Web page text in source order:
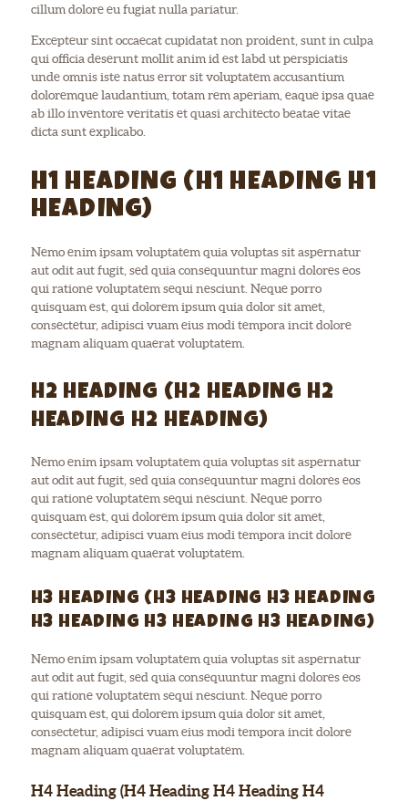
cillum dolore eu fugiat nulla pariatur.
Excepteur sint occaecat cupidatat non proident, sunt in culpa
qui officia deserunt mollit anim id est labd ut perspiciatis
unde omnis iste natus error sit voluptatem accusantium
doloremque laudantium, totam rem aperiam, eaque ipsa quae
ab illo inventore veritatis et quasi architecto beatae vitae
dicta sunt explicabo.
H1 HEADING (H1 HEADING H1
HEADING)
Nemo enim ipsam voluptatem quia voluptas sit aspernatur
aut odit aut fugit, sed quia consequuntur magni dolores eos
qui ratione voluptatem sequi nesciunt. Neque porro
quisquam est, qui dolorem ipsum quia dolor sit amet,
consectetur, adipisci vuam eius modi tempora incit dolore
magnam aliquam quaerat voluptatem.
H2 HEADING (H2 HEADING H2
HEADING H2 HEADING)
Nemo enim ipsam voluptatem quia voluptas sit aspernatur
aut odit aut fugit, sed quia consequuntur magni dolores eos
qui ratione voluptatem sequi nesciunt. Neque porro
quisquam est, qui dolorem ipsum quia dolor sit amet,
consectetur, adipisci vuam eius modi tempora incit dolore
magnam aliquam quaerat voluptatem.
H3 HEADING (H3 HEADING H3 HEADING
H3 HEADING H3 HEADING H3 HEADING)
Nemo enim ipsam voluptatem quia voluptas sit aspernatur
aut odit aut fugit, sed quia consequuntur magni dolores eos
qui ratione voluptatem sequi nesciunt. Neque porro
quisquam est, qui dolorem ipsum quia dolor sit amet,
consectetur, adipisci vuam eius modi tempora incit dolore
magnam aliquam quaerat voluptatem.
H4 Heading (H4 Heading H4 Heading H4